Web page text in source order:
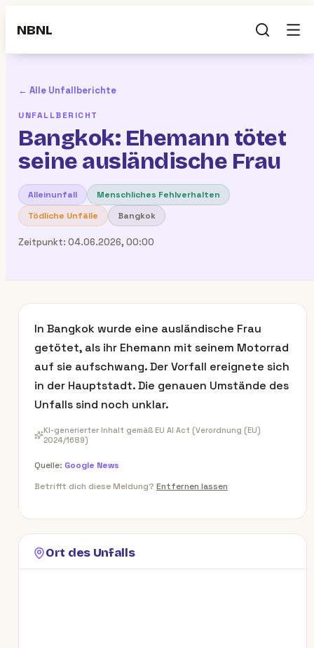
NBNL
← Alle Unfallberichte
UNFALLBERICHT
Bangkok: Ehemann tötet
seine ausländische Frau
Alleinunfall
Menschliches Fehlverhalten
Tödliche Unfälle
Bangkok
Zeitpunkt: 04.06.2026, 00:00
In Bangkok wurde eine ausländische Frau
getötet, als ihr Ehemann mit seinem Motorrad
auf sie aufschwang. Der Vorfall ereignete sich
in der Hauptstadt. Die genauen Umstände des
Unfalls sind noch unklar.
KI-generierter Inhalt gemäß EU AI Act (Verordnung (EU)
2024/1689)
Quelle: Google News
Betrifft dich diese Meldung? Entfernen lassen
Ort des Unfalls